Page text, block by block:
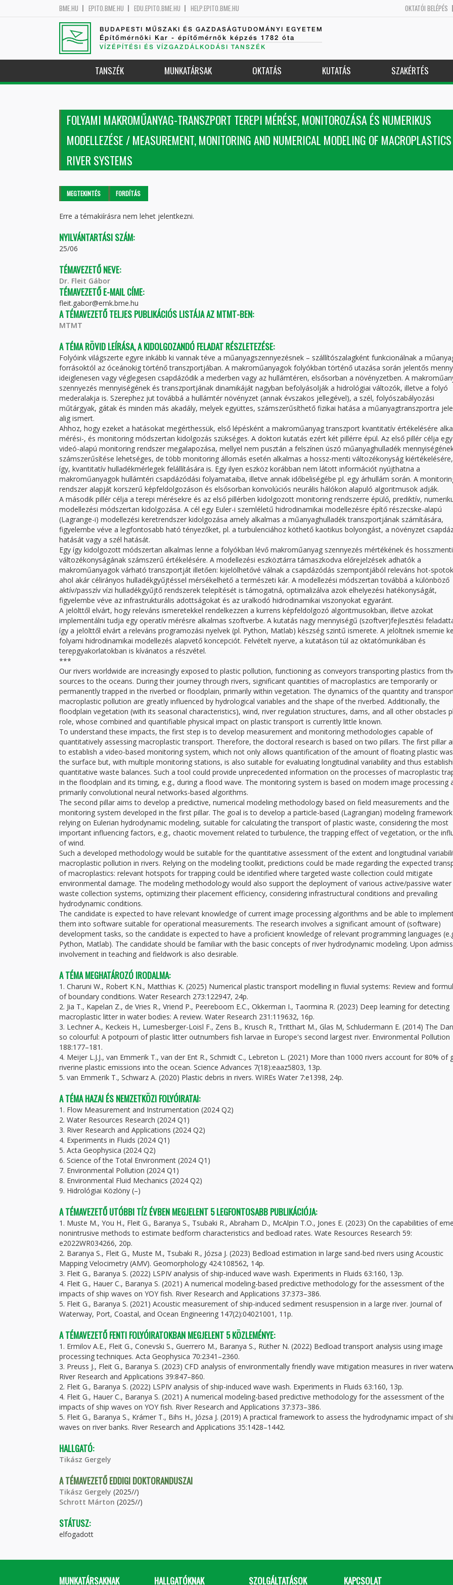
BME.HU EPITO.BME.HU EDU.EPITO.BME.HU HELP.EPITO.BME.HU OKTATÓI BELÉPÉS
BUDAPESTI MŰSZAKI ÉS GAZDASÁGTUDOMÁNYI EGYETEM
Építőmérnöki Kar - építőmérnök képzés 1782 óta
VÍZÉPÍTÉSI ÉS VÍZGAZDÁLKODÁSI TANSZÉK
TANSZÉK MUNKATÁRSAK OKTATÁS KUTATÁS SZAKÉRTÉS
FOLYAMI MAKROMŰANYAG-TRANSZPORT TEREPI MÉRÉSE, MONITOROZÁSA ÉS NUMERIKUS
MODELLEZÉSE / MEASUREMENT, MONITORING AND NUMERICAL MODELING OF
RIVER SYSTEMS
Elsődleges fülek
MEGTEKINTÉS (AKTÍVFORDÍTÁS
Erre a témakiírásra nem lehet jelentkezni.
NYILVÁNTARTÁSI SZÁM:
25/06
TÉMAVEZETŐ NEVE:
Dr. Fleit Gábor
TÉMAVEZETŐ E-MAIL CÍME:
fleit.gabor@emk.bme.hu
A TÉMAVEZETŐ TELJES PUBLIKÁCIÓS LISTÁJA AZ MTMT-BEN:
MTMT
A TÉMA RÖVID LEÍRÁSA, A KIDOLGOZANDÓ FELADAT RÉSZLETEZÉSE:
Folyóink világszerte egyre inkább ki vannak téve a műanyagszennyezésnek – szállítószalagként funkcionálnak a
forrásoktól az óceánokig történő transzportjában. A makroműanyagok folyókban történő utazása során jelentős
ideiglenesen vagy véglegesen csapdázódik a mederben vagy az hullámtéren, elsősorban a növényzetben. A
szennyezés mennyiségének és transzportjának dinamikáját nagyban befolyásolják a hidrológiai változók, illetve a folyó
mederalakja is. Szerephez jut továbbá a hullámtér növényzet (annak évszakos jellegével), a szél, folyószabályozási
műtárgyak, gátak és minden más akadály, melyek együttes, számszerűsíthető fizikai hatása a műanyagtranszportra
alig ismert.
Ahhoz, hogy ezeket a hatásokat megérthessük, első lépésként a makroműanyag transzport kvantitatív értékelésére
mérési-, és monitoring módszertan kidolgozás szükséges. A doktori kutatás ezért két pillérre épül. Az első pillér célja egy
videó-alapú monitoring rendszer megalapozása, mellyel nem pusztán a felszínen úszó műanyaghulladék
számszerűsítése lehetséges, de több monitoring állomás esetén alkalmas a hossz-menti változékonyság
így, kvantitatív hulladékmérlegek felállítására is. Egy ilyen eszköz korábban nem látott információt nyújthatna a
makroműanyagok hullámtéri csapdázódási folyamataiba, illetve annak időbeliségébe pl. egy árhullám során. A
rendszer alapját korszerű képfeldolgozáson és elsősorban konvolúciós neurális hálókon alapuló algoritmusok adják.
A második pillér célja a terepi mérésekre és az első pillérben kidolgozott monitoring rendszerre épülő, prediktív,
modellezési módszertan kidolgozása. A cél egy Euler-i szemléletű hidrodinamikai modellezésre építő részecske-alapú
(Lagrange-i) modellezési keretrendszer kidolgozása amely alkalmas a műanyaghulladék transzportjának számítására,
figyelembe véve a legfontosabb ható tényezőket, pl. a turbulenciához köthető kaotikus bolyongást, a növényzet
hatását vagy a szél hatását.
Egy így kidolgozott módszertan alkalmas lenne a folyókban lévő makroműanyag szennyezés mértékének és hosszmenti
változékonyságának számszerű értékelésére. A modellezési eszköztárra támaszkodva előrejelzések adhatók a
makroműanyagok várható transzportját illetően: kijelölhetővé válnak a csapdázódás szempontjából releváns hot-
ahol akár célirányos hulladékgyűjtéssel mérsékelhető a természeti kár. A modellezési módszertan továbbá a különböző
aktív/passzív vízi hulladékgyűjtő rendszerek telepítését is támogatná, optimalizálva azok elhelyezési hatékonyságát,
figyelembe véve az infrastrukturális adottságokat és az uralkodó hidrodinamikai viszonyokat egyaránt.
A jelölttől elvárt, hogy releváns ismeretekkel rendelkezzen a kurrens képfeldolgozó algoritmusokban, illetve azokat
implementálni tudja egy operatív mérésre alkalmas szoftverbe. A kutatás nagy mennyiségű (szoftver)fejlesztési
így a jelölttől elvárt a releváns programozási nyelvek (pl. Python, Matlab) készség szintű ismerete. A jelöltnek ismernie
folyami hidrodinamikai modellezés alapvető koncepciót. Felvételt nyerve, a kutatáson túl az oktatómunkában és
terepgyakorlatokban is kívánatos a részvétel.
***
Our rivers worldwide are increasingly exposed to plastic pollution, functioning as conveyors transporting plastics from
sources to the oceans. During their journey through rivers, significant quantities of macroplastics are temporarily or
permanently trapped in the riverbed or floodplain, primarily within vegetation. The dynamics of the quantity and
macroplastic pollution are greatly influenced by hydrological variables and the shape of the riverbed. Additionally, the
floodplain vegetation (with its seasonal characteristics), wind, river regulation structures, dams, and all other obstacles
role, whose combined and quantifiable physical impact on plastic transport is currently little known.
To understand these impacts, the first step is to develop measurement and monitoring methodologies capable of
quantitatively assessing macroplastic transport. Therefore, the doctoral research is based on two pillars. The first pillar
to establish a video-based monitoring system, which not only allows quantification of the amount of floating plastic
the surface but, with multiple monitoring stations, is also suitable for evaluating longitudinal variability and thus
quantitative waste balances. Such a tool could provide unprecedented information on the processes of macroplastic
in the floodplain and its timing, e.g., during a flood wave. The monitoring system is based on modern image processing
primarily convolutional neural networks-based algorithms.
The second pillar aims to develop a predictive, numerical modeling methodology based on field measurements and the
monitoring system developed in the first pillar. The goal is to develop a particle-based (Lagrangian) modeling framework
relying on Eulerian hydrodynamic modeling, suitable for calculating the transport of plastic waste, considering the most
important influencing factors, e.g., chaotic movement related to turbulence, the trapping effect of vegetation, or the
of wind.
Such a developed methodology would be suitable for the quantitative assessment of the extent and longitudinal
macroplastic pollution in rivers. Relying on the modeling toolkit, predictions could be made regarding the expected
of macroplastics: relevant hotspots for trapping could be identified where targeted waste collection could mitigate
environmental damage. The modeling methodology would also support the deployment of various active/passive water
waste collection systems, optimizing their placement efficiency, considering infrastructural conditions and prevailing
hydrodynamic conditions.
The candidate is expected to have relevant knowledge of current image processing algorithms and be able to
them into software suitable for operational measurements. The research involves a significant amount of (software)
development tasks, so the candidate is expected to have a proficient knowledge of relevant programming languages
Python, Matlab). The candidate should be familiar with the basic concepts of river hydrodynamic modeling. Upon
involvement in teaching and fieldwork is also desirable.
A TÉMA MEGHATÁROZÓ IRODALMA:
1. Charuni W., Robert K.N., Matthias K. (2025) Numerical plastic transport modelling in fluvial systems: Review and
of boundary conditions. Water Research 273:122947, 24p.
2. Jia T., Kapelan Z., de Vries R., Vriend P., Peereboom E.C., Okkerman I., Taormina R. (2023) Deep learning for detecting
macroplastic litter in water bodies: A review. Water Research 231:119632, 16p.
3. Lechner A., Keckeis H., Lumesberger-Loisl F., Zens B., Krusch R., Tritthart M., Glas M, Schludermann E. (2014) The
so colourful: A potpourri of plastic litter outnumbers fish larvae in Europe's second largest river. Environmental Pollution
188:177–181.
4. Meijer L.J.J., van Emmerik T., van der Ent R., Schmidt C., Lebreton L. (2021) More than 1000 rivers account for 80% of
riverine plastic emissions into the ocean. Science Advances 7(18):eaaz5803, 13p.
5. van Emmerik T., Schwarz A. (2020) Plastic debris in rivers. WIREs Water 7:e1398, 24p.
A TÉMA HAZAI ÉS NEMZETKÖZI FOLYÓIRATAI:
1. Flow Measurement and Instrumentation (2024 Q2)
2. Water Resources Research (2024 Q1)
3. River Research and Applications (2024 Q2)
4. Experiments in Fluids (2024 Q1)
5. Acta Geophysica (2024 Q2)
6. Science of the Total Environment (2024 Q1)
7. Environmental Pollution (2024 Q1)
8. Environmental Fluid Mechanics (2024 Q2)
9. Hidrológiai Közlöny (–)
A TÉMAVEZETŐ UTÓBBI TÍZ ÉVBEN MEGJELENT 5 LEGFONTOSABB PUBLIKÁCIÓJA:
1. Muste M., You H., Fleit G., Baranya S., Tsubaki R., Abraham D., McAlpin T.O., Jones E. (2023) On the capabilities of
nonintrusive methods to estimate bedform characteristics and bedload rates. Wate Resources Research 59:
e2022WR034266, 20p.
2. Baranya S., Fleit G., Muste M., Tsubaki R., Józsa J. (2023) Bedload estimation in large sand-bed rivers using Acoustic
Mapping Velocimetry (AMV). Geomorphology 424:108562, 14p.
3. Fleit G., Baranya S. (2022) LSPIV analysis of ship-induced wave wash. Experiments in Fluids 63:160, 13p.
4. Fleit G., Hauer C., Baranya S. (2021) A numerical modeling-based predictive methodology for the assessment of the
impacts of ship waves on YOY fish. River Research and Applications 37:373–386.
5. Fleit G., Baranya S. (2021) Acoustic measurement of ship-induced sediment resuspension in a large river. Journal of
Waterway, Port, Coastal, and Ocean Engineering 147(2):04021001, 11p.
A TÉMAVEZETŐ FENTI FOLYÓIRATOKBAN MEGJELENT 5 KÖZLEMÉNYE:
1. Ermilov A.E., Fleit G., Conevski S., Guerrero M., Baranya S., Rüther N. (2022) Bedload transport analysis using image
processing techniques. Acta Geophysica 70:2341–2360.
3. Preuss J., Fleit G., Baranya S. (2023) CFD analysis of environmentally friendly wave mitigation measures in river
River Research and Applications 39:847–860.
2. Fleit G., Baranya S. (2022) LSPIV analysis of ship-induced wave wash. Experiments in Fluids 63:160, 13p.
4. Fleit G., Hauer C., Baranya S. (2021) A numerical modeling-based predictive methodology for the assessment of the
impacts of ship waves on YOY fish. River Research and Applications 37:373–386.
5. Fleit G., Baranya S., Krámer T., Bihs H., Józsa J. (2019) A practical framework to assess the hydrodynamic impact of
waves on river banks. River Research and Applications 35:1428–1442.
HALLGATÓ:
Tikász Gergely
A TÉMAVEZETŐ EDDIGI DOKTORANDUSZAI
Tikász Gergely (2025//)
Schrott Márton (2025//)
STÁTUSZ:
elfogadott
MUNKATÁRSAKNAK HALLGATÓKNAK SZOLGÁLTATÁSOK KAPCSOLAT